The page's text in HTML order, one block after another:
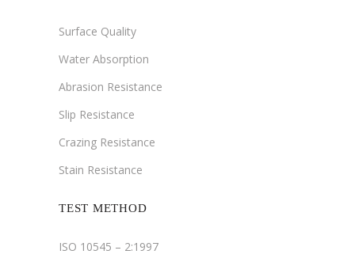
Surface Quality
Water Absorption
Abrasion Resistance
Slip Resistance
Crazing Resistance
Stain Resistance
TEST METHOD
ISO 10545 – 2:1997